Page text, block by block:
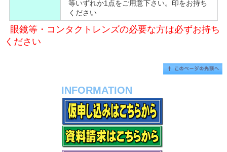
等いずれか1点をご用意下さい。印をお持ち
ください
眼鏡等・コンタクトレンズの必要な方は必ずお持ち
ください
INFORMATION